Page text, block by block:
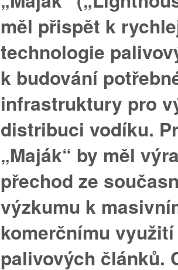
měl přispět k
technologie
k budování
infrastruktury pro
distribuci vodíku.
„Maják“ by měl
přechod ze
výzkumu k
komerčnímu
palivových článků.